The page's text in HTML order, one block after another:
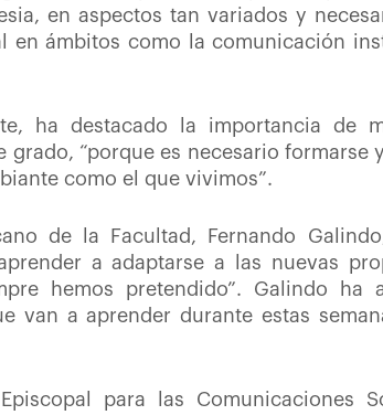
en aspectos tan variados y
ámbitos como la comunicación
ha destacado la importancia de
“porque es necesario formarse
como el que vivimos”.
de la Facultad, Fernando
a adaptarse a las nuevas
hemos pretendido”. Galindo ha
van a aprender durante estas
para las Comunicaciones